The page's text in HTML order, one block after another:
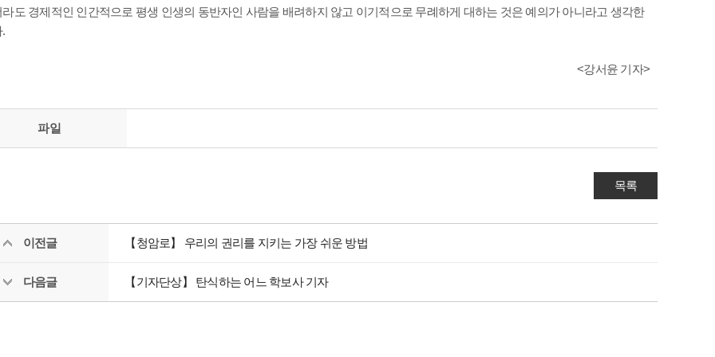
라도 경제적인 인간적으로 평생 인생의 동반자인 사람을 배려하지 않고 이기적으로 무례하게 대하는 것은 예의가 아니라고 생각한
<강서윤 기자>
파일
목록
이전글 【청암로】 우리의 권리를 지키는 가장 쉬운 방법
다음글 【기자단상】 탄식하는 어느 학보사 기자